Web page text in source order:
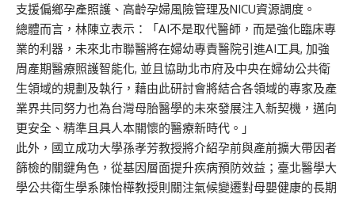
支援偏鄉孕產照護、高齡孕婦風險管理及NICU資源調度。
總體而言，林陳立表示：「AI不是取代醫師，而是強化臨床專
業的利器，未來北市聯醫將在婦幼專責醫院引進AI工具, 加強
周產期醫療照護智能化, 並且協助北市府及中央在婦幼公共衛
生領域的規劃及執行，藉由此研討會將結合各領域的專家及產
業界共同努力也為台灣母胎醫學的未來發展注入新契機，邁向
更安全、精準且具人本關懷的醫療新時代。」
此外，國立成功大學孫孝芳教授將介紹孕前與產前擴大帶因者
篩檢的關鍵角色，從基因層面提升疾病預防效益；臺北醫學大
學公共衛生學系陳怡樺教授則關注氣候變遷對母嬰健康的長期